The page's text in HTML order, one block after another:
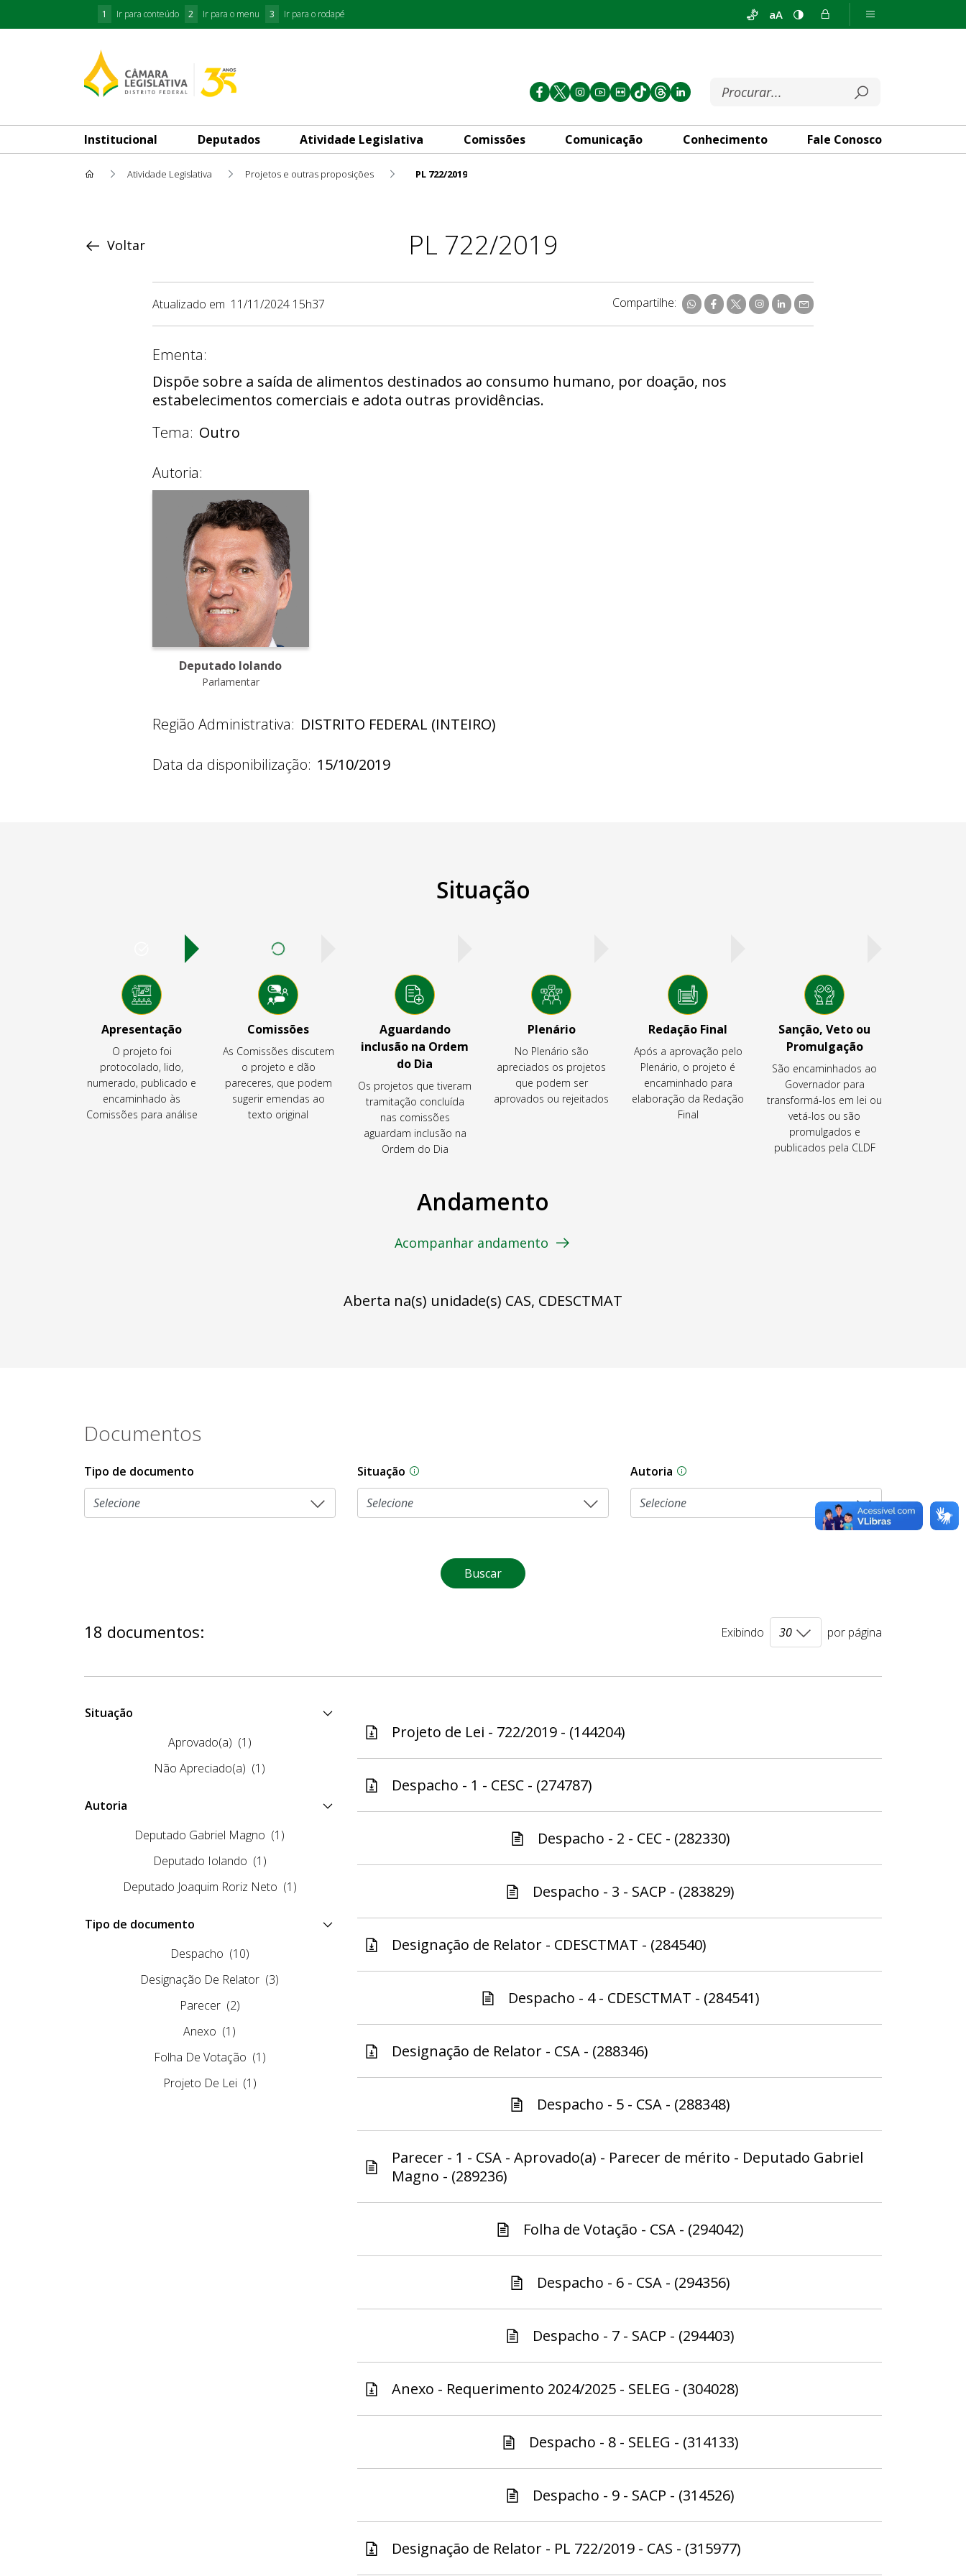
1 Ir para conteúdo 2 Ir para o menu 3 Ir para o rodapé aA
Institucional Deputados Atividade Legislativa Comissões Comunicação Conhecimento Fale Conosco
Atividade Legislativa Projetos e outras proposições PL 722/2019
PL 722/2019
Voltar
Atualizado em 11/11/2024 15h37 Compartilhe:
Ementa:
Dispõe sobre a saída de alimentos destinados ao consumo humano, por doação, nos
estabelecimentos comerciais e adota outras providências.
Tema: Outro
Autoria:
Deputado Iolando
Parlamentar
Região Administrativa: DISTRITO FEDERAL (INTEIRO)
Data da disponibilização: 15/10/2019
Situação
Apresentação
O projeto foi
protocolado, lido,
numerado, publicado e
encaminhado às
Comissões para análise
Comissões
As Comissões discutem
o projeto e dão
pareceres, que podem
sugerir emendas ao
texto original
Aguardando
inclusão na Ordem
do Dia
Os projetos que tiveram
tramitação concluída
nas comissões
aguardam inclusão na
Ordem do Dia
Plenário
No Plenário são
apreciados os projetos
que podem ser
aprovados ou rejeitados
Redação Final
Após a aprovação pelo
Plenário, o projeto é
encaminhado para
elaboração da Redação
Final
Sanção, Veto ou
Promulgação
São encaminhados ao
Governador para
transformá-los em lei ou
vetá-los ou são
promulgados e
publicados pela CLDF
Andamento
Acompanhar andamento
Aberta na(s) unidade(s) CAS, CDESCTMAT
Documentos
Tipo de documento Situação Na CLDF, as proposições legislativas passam por diferentes estágios durante o processo
Autoria As proposições legislativas na CLDF podem ser
Buscar
18 documentos: Exibindo por página
Situação
Aprovado(a) (1)
Não Apreciado(a) (1)
Autoria
Deputado Gabriel Magno (1)
Deputado Iolando (1)
Deputado Joaquim Roriz Neto (1)
Tipo de documento
Despacho (10)
Designação De Relator (3)
Parecer (2)
Anexo (1)
Folha De Votação (1)
Projeto De Lei (1)
Projeto de Lei - 722/2019 - (144204)
Despacho - 1 - CESC - (274787)
Despacho - 2 - CEC - (282330)
Despacho - 3 - SACP - (283829)
Designação de Relator - CDESCTMAT - (284540)
Despacho - 4 - CDESCTMAT - (284541)
Designação de Relator - CSA - (288346)
Despacho - 5 - CSA - (288348)
Parecer - 1 - CSA - Aprovado(a) - Parecer de mérito - Deputado Gabriel
Magno - (289236)
Folha de Votação - CSA - (294042)
Despacho - 6 - CSA - (294356)
Despacho - 7 - SACP - (294403)
Anexo - Requerimento 2024/2025 - SELEG - (304028)
Despacho - 8 - SELEG - (314133)
Despacho - 9 - SACP - (314526)
Designação de Relator - PL 722/2019 - CAS - (315977)